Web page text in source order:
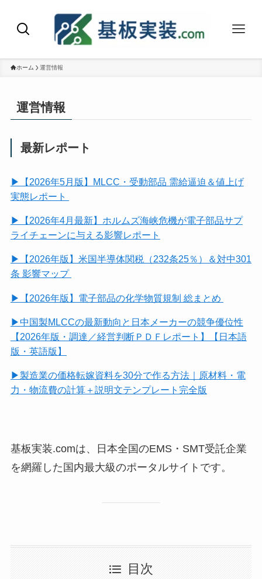
ホーム 運営情報
運営情報
最新レポート
▶【2026年5月版】MLCC・受動部品 需給逼迫＆値上げ
実態レポート
▶【2026年4月最新】ホルムズ海峡危機が電子部品サプ
ライチェーンに与える影響レポート
▶【2026年版】米国半導体関税（232条25％）＆対中301
条 影響マップ
▶【2026年版】電子部品の化学物質規制 総まとめ
▶中国製MLCCの最新動向と日本メーカーの競争優位性
【2026年版・調達／経営判断ＰＤＦレポート】【日本語
版・英語版】
▶製造業の価格転嫁資料を30分で作る方法｜原材料・電
力・物流費の計算＋説明文テンプレート完全版
基板実装.comは、日本全国のEMS・SMT受託企業
を網羅した国内最大級のポータルサイトです。
目次